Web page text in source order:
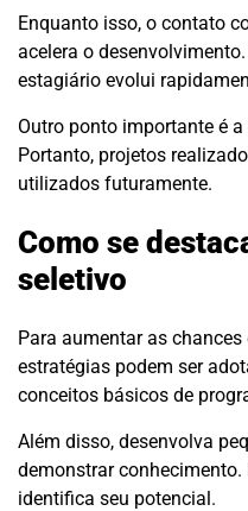
Enquanto isso, o contato
acelera o
estagiário evolui
Outro ponto importante é
Portanto, projetos
utilizados futuramente.
Como se
seletivo
Para aumentar as
estratégias podem ser
conceitos básicos de
Além disso, desenvolva
demonstrar
identifica seu potencial.